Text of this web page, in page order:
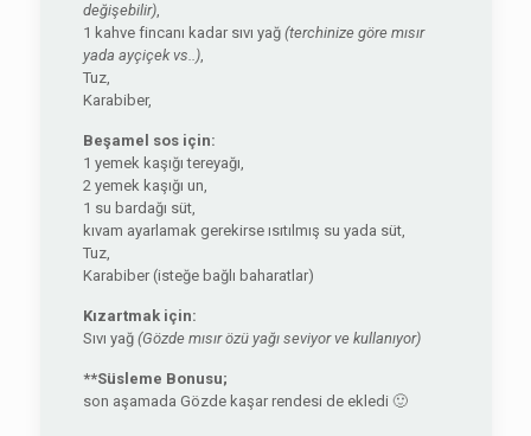
değişebilir),
1 kahve fincanı kadar sıvı yağ (terchinize göre mısır
yada ayçiçek vs..),
Tuz,
Karabiber,
Beşamel sos için:
1 yemek kaşığı tereyağı,
2 yemek kaşığı un,
1 su bardağı süt,
kıvam ayarlamak gerekirse ısıtılmış su yada süt,
Tuz,
Karabiber (isteğe bağlı baharatlar)
Kızartmak için:
Sıvı yağ (Gözde mısır özü yağı seviyor ve kullanıyor)
**Süsleme Bonusu;
son aşamada Gözde kaşar rendesi de ekledi 🙂